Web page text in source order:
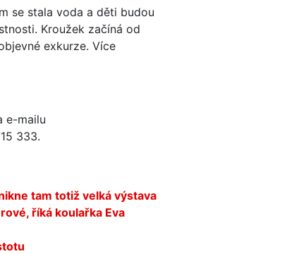
se stala voda a děti budou
Kroužek začíná od
exkurze. Více
e-mailu
333.
tam totiž velká výstava
říká koulařka Eva